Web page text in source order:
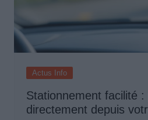
Actus Info
Stationnement facilité :
directement depuis